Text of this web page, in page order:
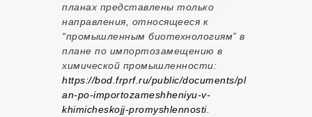
планах представлены только
направления, относящееся к
“промышленным биотехнологиям” в
плане по импортозамещению в
химической промышленности:
https://bod.frprf.ru/public/documents/pl
an-po-importozameshheniyu-v-
khimicheskojj-promyshlennosti.